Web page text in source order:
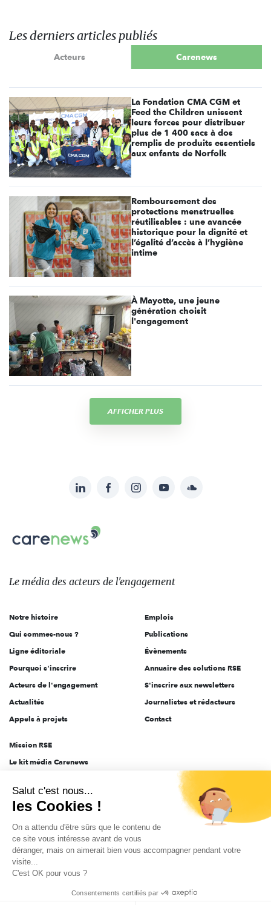
Les derniers articles publiés
Acteurs Carenews
La Fondation CMA CGM et
Feed the Children unissent
leurs forces pour distribuer
plus de 1 400 sacs à dos
remplis de produits essentiels
aux enfants de Norfolk
Remboursement des
protections menstruelles
réutilisables : une avancée
historique pour la dignité et
l’égalité d’accès à l’hygiène
intime
À Mayotte, une jeune
génération choisit
l'engagement
AFFICHER PLUS
sur:
LinkedInFacebookInstagramYouTubeSoundcloud
Le
des
l'engagement
Le média des acteurs de l'engagement
Notre histoire
Qui sommes-nous ?
Ligne éditoriale
Pourquoi s'inscrire
Acteurs de l'engagement
Actualités
Appels à projets
Emplois
Publications
Évènements
Annuaire des solutions RSE
S'inscrire aux newsletters
Journalistes et rédacteurs
Contact
Mission RSE
Le kit média Carenews
AEF info
Novethic
PRODURABLE
Inclusiv Day
Données personnelles Mentions légales 2025-2026 Tout droits réservés
Salut c'est nous...
les Cookies !
On a attendu d'être sûrs que le contenu de
ce site vous intéresse avant de vous
déranger, mais on aimerait bien vous accompagner pendant votre
visite...
C'est OK pour vous ?
Consentements certifiés par